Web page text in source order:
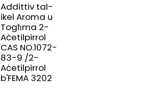
Addittiv tal-
ikel Aroma u
Togħma 2-
Aċetilpirrol
CAS NO.1072-
83-9 /2-
Aċetilpirrol
b'FEMA 3202